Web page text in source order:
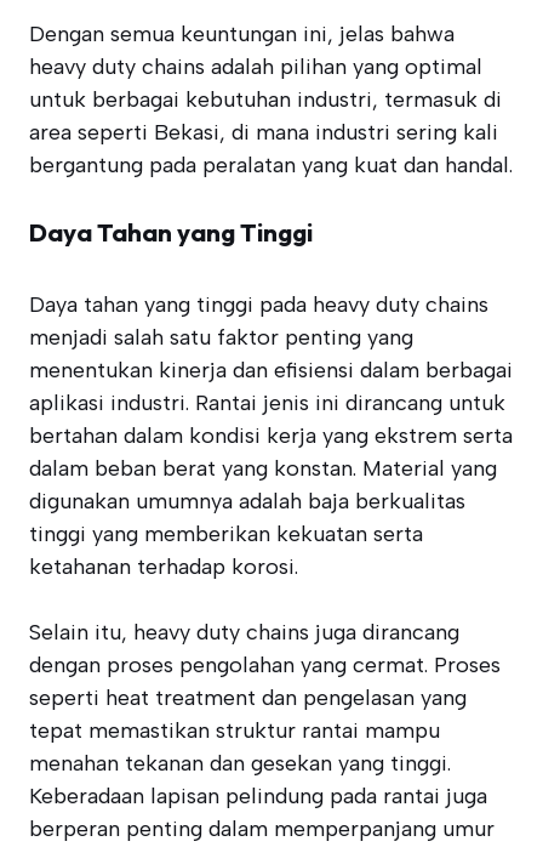
Dengan semua keuntungan ini, jelas bahwa
heavy duty chains adalah pilihan yang optimal
untuk berbagai kebutuhan industri, termasuk di
area seperti Bekasi, di mana industri sering kali
bergantung pada peralatan yang kuat dan handal.
Daya Tahan yang Tinggi
Daya tahan yang tinggi pada heavy duty chains
menjadi salah satu faktor penting yang
menentukan kinerja dan efisiensi dalam berbagai
aplikasi industri. Rantai jenis ini dirancang untuk
bertahan dalam kondisi kerja yang ekstrem serta
dalam beban berat yang konstan. Material yang
digunakan umumnya adalah baja berkualitas
tinggi yang memberikan kekuatan serta
ketahanan terhadap korosi.
Selain itu, heavy duty chains juga dirancang
dengan proses pengolahan yang cermat. Proses
seperti heat treatment dan pengelasan yang
tepat memastikan struktur rantai mampu
menahan tekanan dan gesekan yang tinggi.
Keberadaan lapisan pelindung pada rantai juga
berperan penting dalam memperpanjang umur